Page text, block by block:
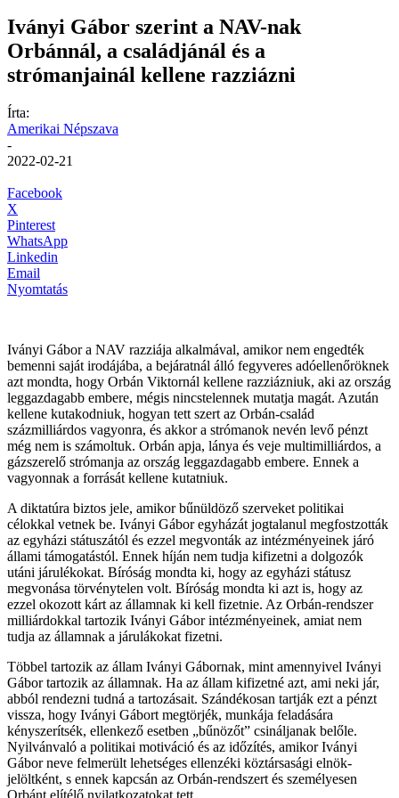
Iványi Gábor szerint a NAV-nak
Orbánnál, a családjánál és a
strómanjainál kellene razziázni
Írta:
Amerikai Népszava
-
2022-02-21
Facebook
X
Pinterest
WhatsApp
Linkedin
Email
Nyomtatás
Iványi Gábor a NAV razziája alkalmával, amikor nem engedték
bemenni saját irodájába, a bejáratnál álló fegyveres adóellenőröknek
azt mondta, hogy Orbán Viktornál kellene razziázniuk, aki az ország
leggazdagabb embere, mégis nincstelennek mutatja magát. Azután
kellene kutakodniuk, hogyan tett szert az Orbán-család
százmilliárdos vagyonra, és akkor a strómanok nevén levő pénzt
még nem is számoltuk. Orbán apja, lánya és veje multimilliárdos, a
gázszerelő strómanja az ország leggazdagabb embere. Ennek a
vagyonnak a forrását kellene kutatniuk.
A diktatúra biztos jele, amikor bűnüldöző szerveket politikai
célokkal vetnek be. Iványi Gábor egyházát jogtalanul megfostzották
az egyházi státuszától és ezzel megvonták az intézményeinek járó
állami támogatástól. Ennek híján nem tudja kifizetni a dolgozók
utáni járulékokat. Bíróság mondta ki, hogy az egyházi státusz
megvonása törvénytelen volt. Bíróság mondta ki azt is, hogy az
ezzel okozott kárt az államnak ki kell fizetnie. Az Orbán-rendszer
milliárdokkal tartozik Iványi Gábor intézményeinek, amiat nem
tudja az államnak a járulákokat fizetni.
Többel tartozik az állam Iványi Gábornak, mint amennyivel Iványi
Gábor tartozik az államnak. Ha az állam kifizetné azt, ami neki jár,
abból rendezni tudná a tartozásait. Szándékosan tartják ezt a pénzt
vissza, hogy Iványi Gábort megtörjék, munkája feladására
kényszerítsék, ellenkező esetben „bűnözőt” csináljanak belőle.
Nyilvánvaló a politikai motiváció és az időzítés, amikor Iványi
Gábor neve felmerült lehetséges ellenzéki köztársasági elnök-
jelöltként, s ennek kapcsán az Orbán-rendszert és személyesen
Orbánt elítélő nyilatkozatokat tett.